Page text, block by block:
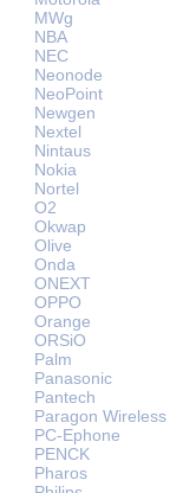
MWg
NBA
NEC
Neonode
NeoPoint
Newgen
Nextel
Nintaus
Nokia
Nortel
O2
Okwap
Olive
Onda
ONEXT
OPPO
Orange
ORSiO
Palm
Panasonic
Pantech
Paragon Wireless
PC-Ephone
PENCK
Pharos